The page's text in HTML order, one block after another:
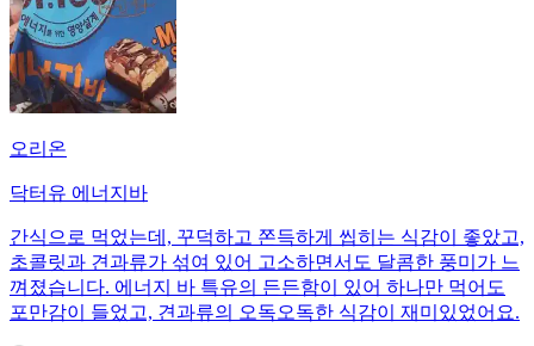
오리온
닥터유 에너지바
간식으로 먹었는데, 꾸덕하고 쫀득하게 씹히는 식감이 좋았고,
초콜릿과 견과류가 섞여 있어 고소하면서도 달콤한 풍미가 느
껴졌습니다. 에너지 바 특유의 든든함이 있어 하나만 먹어도
포만감이 들었고, 견과류의 오독오독한 식감이 재미있었어요.